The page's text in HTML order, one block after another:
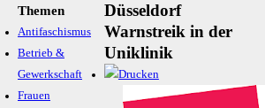
Themen
Antifaschismus
Betrieb &
Gewerkschaft
Frauen
Düsseldorf
Warnstreik in der
Uniklinik